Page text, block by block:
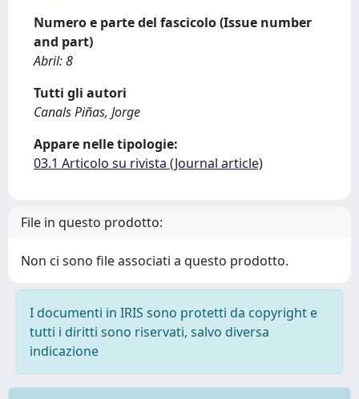
Numero e parte del fascicolo (Issue number
and part)
Abril: 8
Tutti gli autori
Canals Piñas, Jorge
Appare nelle tipologie:
03.1 Articolo su rivista (Journal article)
File in questo prodotto:
Non ci sono file associati a questo prodotto.
I documenti in IRIS sono protetti da copyright e
tutti i diritti sono riservati, salvo diversa
indicazione